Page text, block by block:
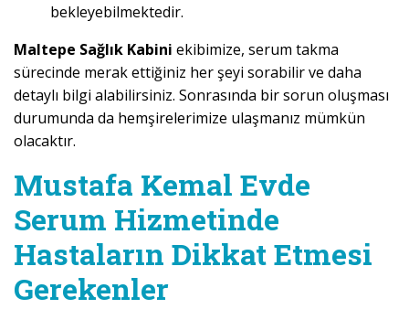
bekleyebilmektedir.
Maltepe Sağlık Kabini ekibimize, serum takma
sürecinde merak ettiğiniz her şeyi sorabilir ve daha
detaylı bilgi alabilirsiniz. Sonrasında bir sorun oluşması
durumunda da hemşirelerimize ulaşmanız mümkün
olacaktır.
Mustafa Kemal Evde
Serum Hizmetinde
Hastaların Dikkat Etmesi
Gerekenler